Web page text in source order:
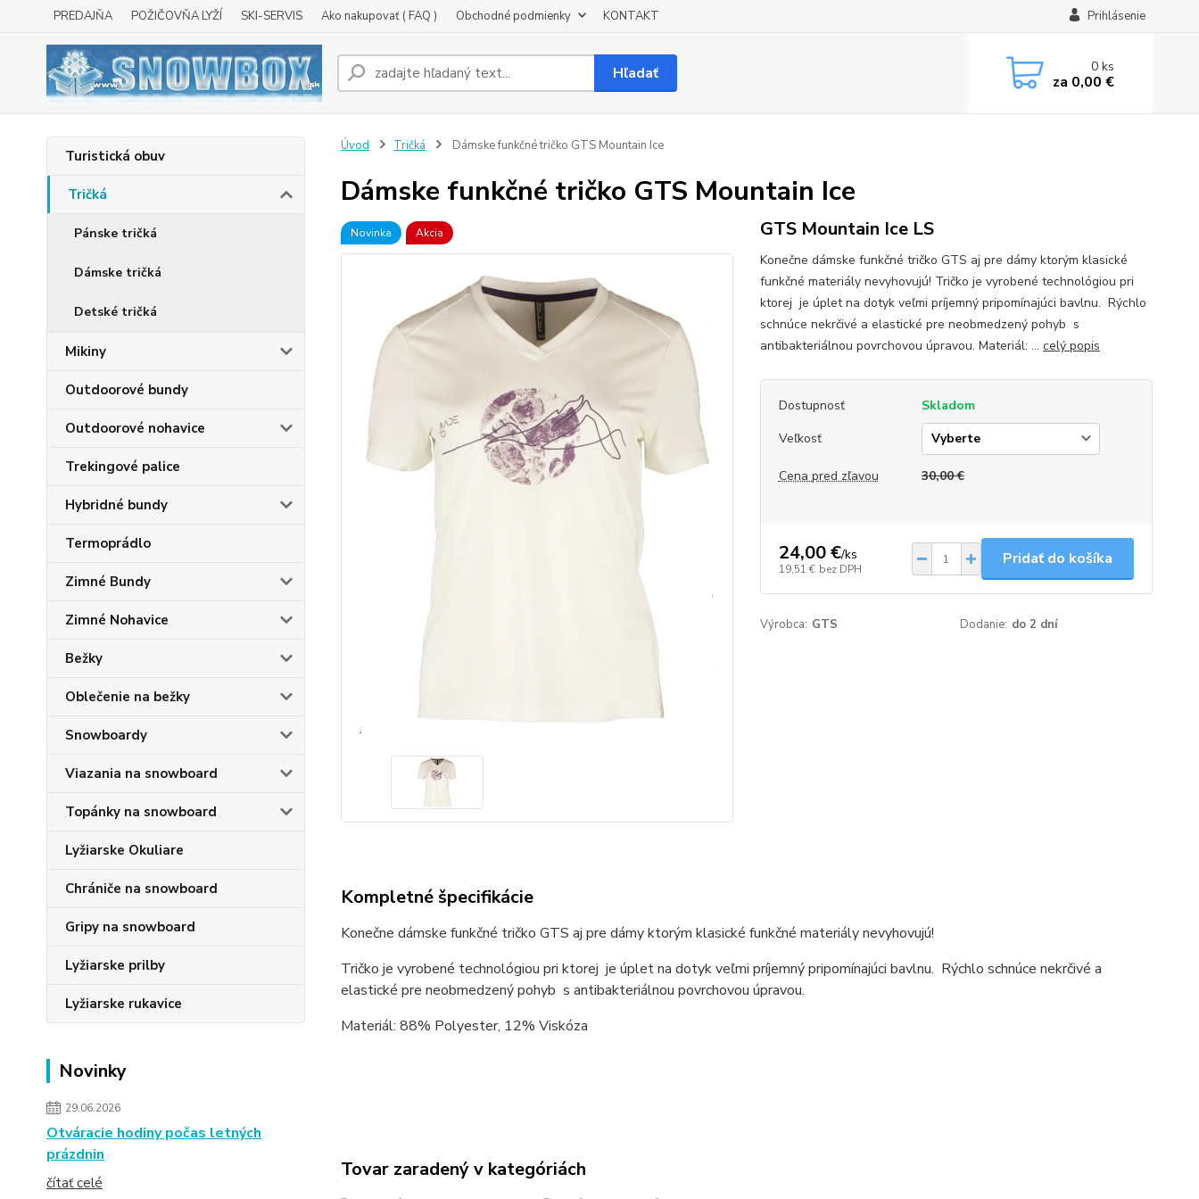
PREDAJŇA POŽIČOVŇA LYŽÍ SKI-SERVIS Ako nakupovať ( FAQ ) Obchodné podmienky KONTAKT Prihlásenie
Hľadať 0ks
za 0,00 €
Turistická obuv
Tričká
Pánske tričká
Dámske tričká
Detské tričká
Mikiny
Outdoorové bundy
Outdoorové nohavice
Trekingové palice
Hybridné bundy
Termoprádlo
Zimné Bundy
Zimné Nohavice
Bežky
Oblečenie na bežky
Snowboardy
Viazania na snowboard
Topánky na snowboard
Lyžiarske Okuliare
Chrániče na snowboard
Gripy na snowboard
Lyžiarske prilby
Lyžiarske rukavice
Novinky
29.06.2026
Otváracie hodiny počas letných
prázdnin
čítať celé
Úvod Tričká Dámske funkčné tričko GTS Mountain Ice
Dámske funkčné tričko GTS Mountain Ice
Novinka Akcia GTS Mountain Ice LS
Konečne dámske funkčné tričko GTS aj pre dámy ktorým klasické
funkčné materiály nevyhovujú! Tričko je vyrobené technológiou pri
ktorej je úplet na dotyk veľmi príjemný pripomínajúci bavlnu. Rýchlo
schnúce nekrčivé a elastické pre neobmedzený pohyb s
antibakteriálnou povrchovou úpravou. Materiál: ... celý popis
Dostupnosť
Skladom
Veľkosť
Cena pred zľavou 30,00 €
24,00 €/ks
19,51 € bez DPH
Pridať do košíka
Výrobca: GTS Dodanie: do 2 dní
Kompletné špecifikácie
Konečne dámske funkčné tričko GTS aj pre dámy ktorým klasické funkčné materiály nevyhovujú!
Tričko je vyrobené technológiou pri ktorej je úplet na dotyk veľmi príjemný pripomínajúci bavlnu. Rýchlo schnúce nekrčivé a
elastické pre neobmedzený pohyb s antibakteriálnou povrchovou úpravou.
Materiál: 88% Polyester, 12% Viskóza
Tovar zaradený v kategóriách